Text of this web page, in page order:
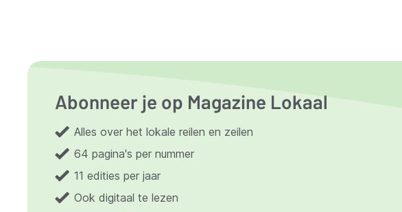
Abonneer je op Magazine Lokaal
Alles over het lokale reilen en zeilen
64 pagina's per nummer
11 edities per jaar
Ook digitaal te lezen